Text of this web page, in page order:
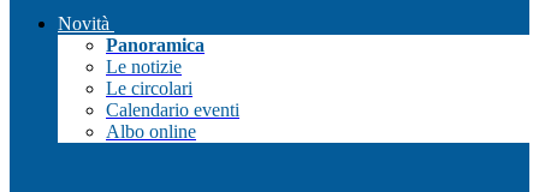
Novità
Panoramica
Le notizie
Le circolari
Calendario eventi
Albo online